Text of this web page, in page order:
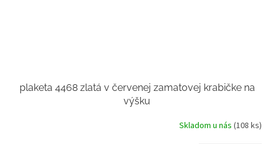
plaketa 4468 zlatá v červenej zamatovej krabičke na
výšku
Skladom u nás (108 ks)